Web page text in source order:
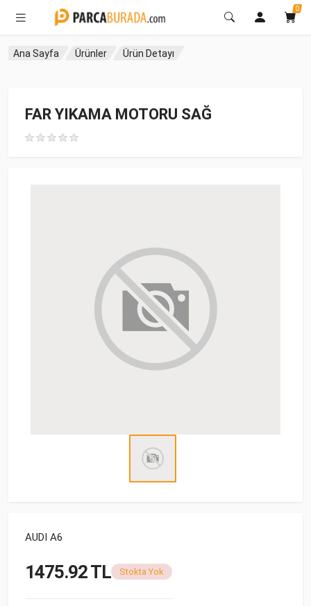
0
Ana Sayfa Ürünler Ürün Detayı
FAR YIKAMA MOTORU SAĞ
AUDI A6
1475.92 TL Stokta Yok